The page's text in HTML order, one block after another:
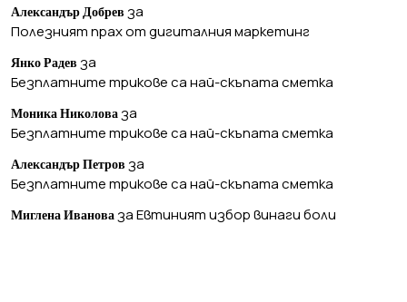
Александър Добрев за
Полезният прах от дигиталния маркетинг
Янко Радев за
Безплатните трикове са най-скъпата сметка
Моника Николова за
Безплатните трикове са най-скъпата сметка
Александър Петров за
Безплатните трикове са най-скъпата сметка
Миглена Иванова заЕвтиният избор винаги боли